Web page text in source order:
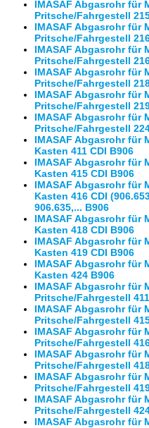
IMASAF Abgasrohr für
Pritsche/Fahrgestell
IMASAF Abgasrohr für
Pritsche/Fahrgestell
IMASAF Abgasrohr für
Pritsche/Fahrgestell
IMASAF Abgasrohr für
Pritsche/Fahrgestell
IMASAF Abgasrohr für
Pritsche/Fahrgestell
IMASAF Abgasrohr für
Pritsche/Fahrgestell
IMASAF Abgasrohr für
Kasten 411 CDI B906
IMASAF Abgasrohr für
Kasten 415 CDI B906
IMASAF Abgasrohr für
Kasten 416 CDI
906.635,... B906
IMASAF Abgasrohr für
Kasten 418 CDI B906
IMASAF Abgasrohr für
Kasten 419 CDI B906
IMASAF Abgasrohr für
Kasten 424 B906
IMASAF Abgasrohr für
Pritsche/Fahrgestell
IMASAF Abgasrohr für
Pritsche/Fahrgestell
IMASAF Abgasrohr für
Pritsche/Fahrgestell
IMASAF Abgasrohr für
Pritsche/Fahrgestell
IMASAF Abgasrohr für
Pritsche/Fahrgestell
IMASAF Abgasrohr für
Pritsche/Fahrgestell
IMASAF Abgasrohr für